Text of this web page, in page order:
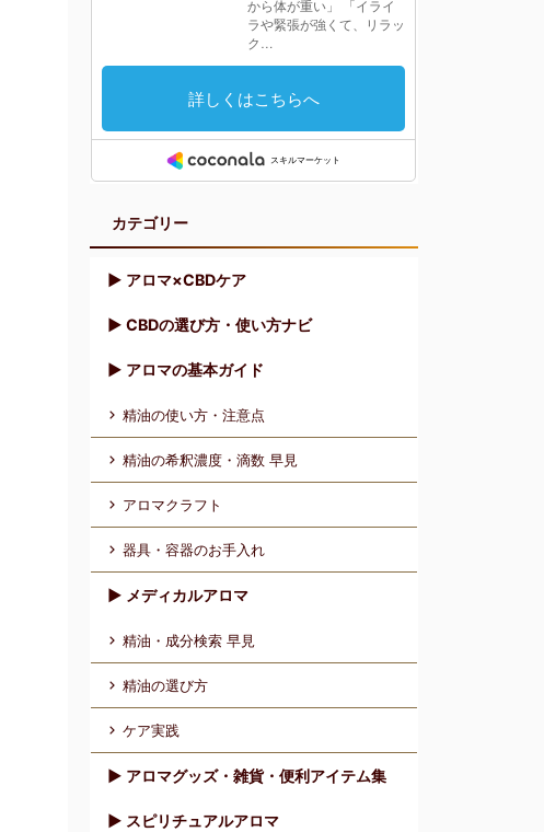
カテゴリー
▶︎ アロマ×CBDケア
▶︎ CBDの選び方・使い方ナビ
▶︎ アロマの基本ガイド
精油の使い方・注意点
精油の希釈濃度・滴数 早見
アロマクラフト
器具・容器のお手入れ
▶︎ メディカルアロマ
精油・成分検索 早見
精油の選び方
ケア実践
▶︎ アロマグッズ・雑貨・便利アイテム集
▶︎ スピリチュアルアロマ